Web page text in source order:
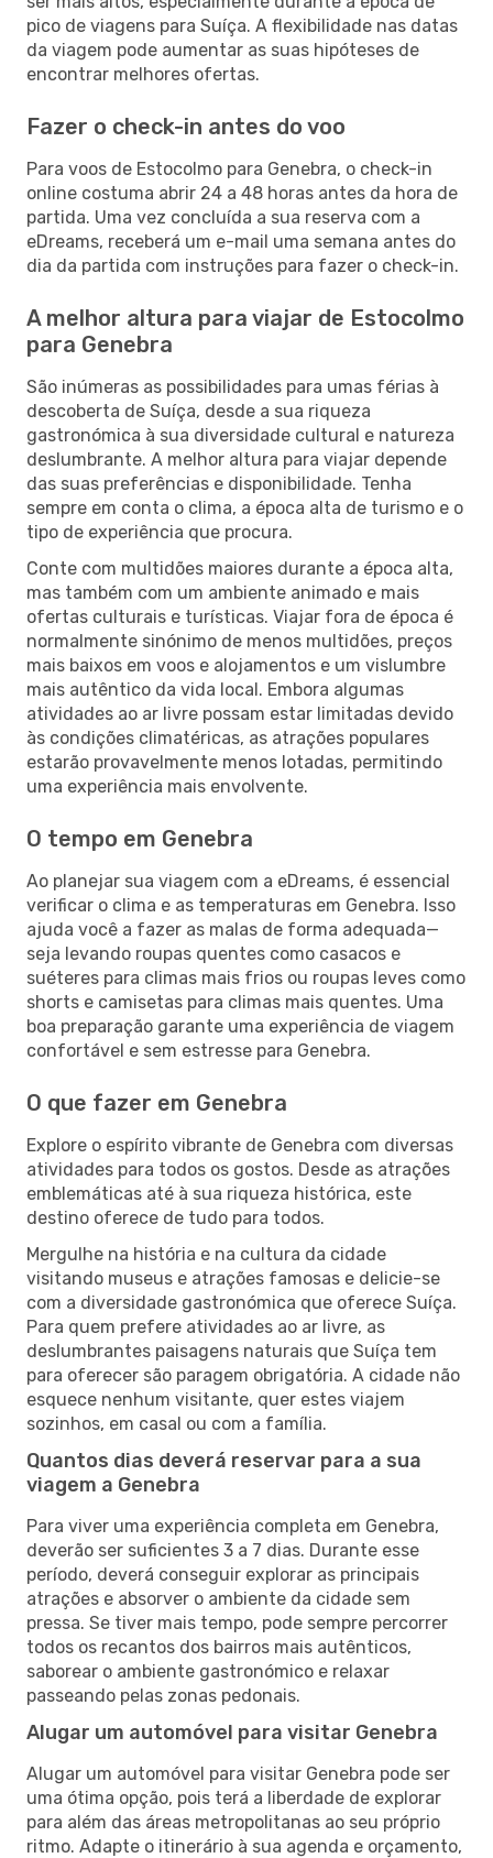
pico de viagens para Suíça. A flexibilidade nas datas
da viagem pode aumentar as suas hipóteses de
encontrar melhores ofertas.
Fazer o check-in antes do voo
Para voos de Estocolmo para Genebra, o check-in
online costuma abrir 24 a 48 horas antes da hora de
partida. Uma vez concluída a sua reserva com a
eDreams, receberá um e-mail uma semana antes do
dia da partida com instruções para fazer o check-in.
A melhor altura para viajar de Estocolmo
para Genebra
São inúmeras as possibilidades para umas férias à
descoberta de Suíça, desde a sua riqueza
gastronómica à sua diversidade cultural e natureza
deslumbrante. A melhor altura para viajar depende
das suas preferências e disponibilidade. Tenha
sempre em conta o clima, a época alta de turismo e o
tipo de experiência que procura.
Conte com multidões maiores durante a época alta,
mas também com um ambiente animado e mais
ofertas culturais e turísticas. Viajar fora de época é
normalmente sinónimo de menos multidões, preços
mais baixos em voos e alojamentos e um vislumbre
mais autêntico da vida local. Embora algumas
atividades ao ar livre possam estar limitadas devido
às condições climatéricas, as atrações populares
estarão provavelmente menos lotadas, permitindo
uma experiência mais envolvente.
O tempo em Genebra
Ao planejar sua viagem com a eDreams, é essencial
verificar o clima e as temperaturas em Genebra. Isso
ajuda você a fazer as malas de forma adequada—
seja levando roupas quentes como casacos e
suéteres para climas mais frios ou roupas leves como
shorts e camisetas para climas mais quentes. Uma
boa preparação garante uma experiência de viagem
confortável e sem estresse para Genebra.
O que fazer em Genebra
Explore o espírito vibrante de Genebra com diversas
atividades para todos os gostos. Desde as atrações
emblemáticas até à sua riqueza histórica, este
destino oferece de tudo para todos.
Mergulhe na história e na cultura da cidade
visitando museus e atrações famosas e delicie-se
com a diversidade gastronómica que oferece Suíça.
Para quem prefere atividades ao ar livre, as
deslumbrantes paisagens naturais que Suíça tem
para oferecer são paragem obrigatória. A cidade não
esquece nenhum visitante, quer estes viajem
sozinhos, em casal ou com a família.
Quantos dias deverá reservar para a sua
viagem a Genebra
Para viver uma experiência completa em Genebra,
deverão ser suficientes 3 a 7 dias. Durante esse
período, deverá conseguir explorar as principais
atrações e absorver o ambiente da cidade sem
pressa. Se tiver mais tempo, pode sempre percorrer
todos os recantos dos bairros mais autênticos,
saborear o ambiente gastronómico e relaxar
passeando pelas zonas pedonais.
Alugar um automóvel para visitar Genebra
Alugar um automóvel para visitar Genebra pode ser
uma ótima opção, pois terá a liberdade de explorar
para além das áreas metropolitanas ao seu próprio
ritmo. Adapte o itinerário à sua agenda e orçamento,